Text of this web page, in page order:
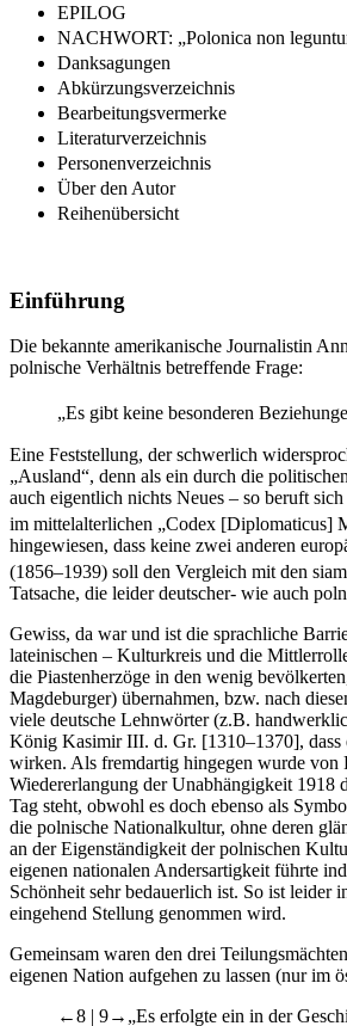
EPILOG
NACHWORT: „Polonica non
Danksagungen
Abkürzungsverzeichnis
Bearbeitungsvermerke
Literaturverzeichnis
Personenverzeichnis
Über den Autor
Reihenübersicht
Einführung
Die bekannte amerikanische Journalistin
polnische Verhältnis betreffende Frage:
„Es gibt keine besonderen
Eine Feststellung, der schwerlich
„Ausland“, denn als ein durch die
auch eigentlich nichts Neues – so beruft
im mittelalterlichen „Codex [Diplomaticus]
hingewiesen, dass keine zwei anderen
(1856–1939) soll den Vergleich mit den
Tatsache, die leider deutscher- wie auch
Gewiss, da war und ist die sprachliche
lateinischen – Kulturkreis und die
die Piastenherzöge in den wenig
Magdeburger) übernahmen, bzw. nach
viele deutsche Lehnwörter (z.B.
König Kasimir III. d. Gr. [1310–1370],
wirken. Als fremdartig hingegen wurde von
Wiedererlangung der Unabhängigkeit 1918
Tag steht, obwohl es doch ebenso als
die polnische Nationalkultur, ohne deren
an der Eigenständigkeit der polnischen
eigenen nationalen Andersartigkeit führte
Schönheit sehr bedauerlich ist. So ist leider
eingehend Stellung genommen wird.
Gemeinsam waren den drei
eigenen Nation aufgehen zu lassen (nur im
←8 | 9→ „Es erfolgte ein in der